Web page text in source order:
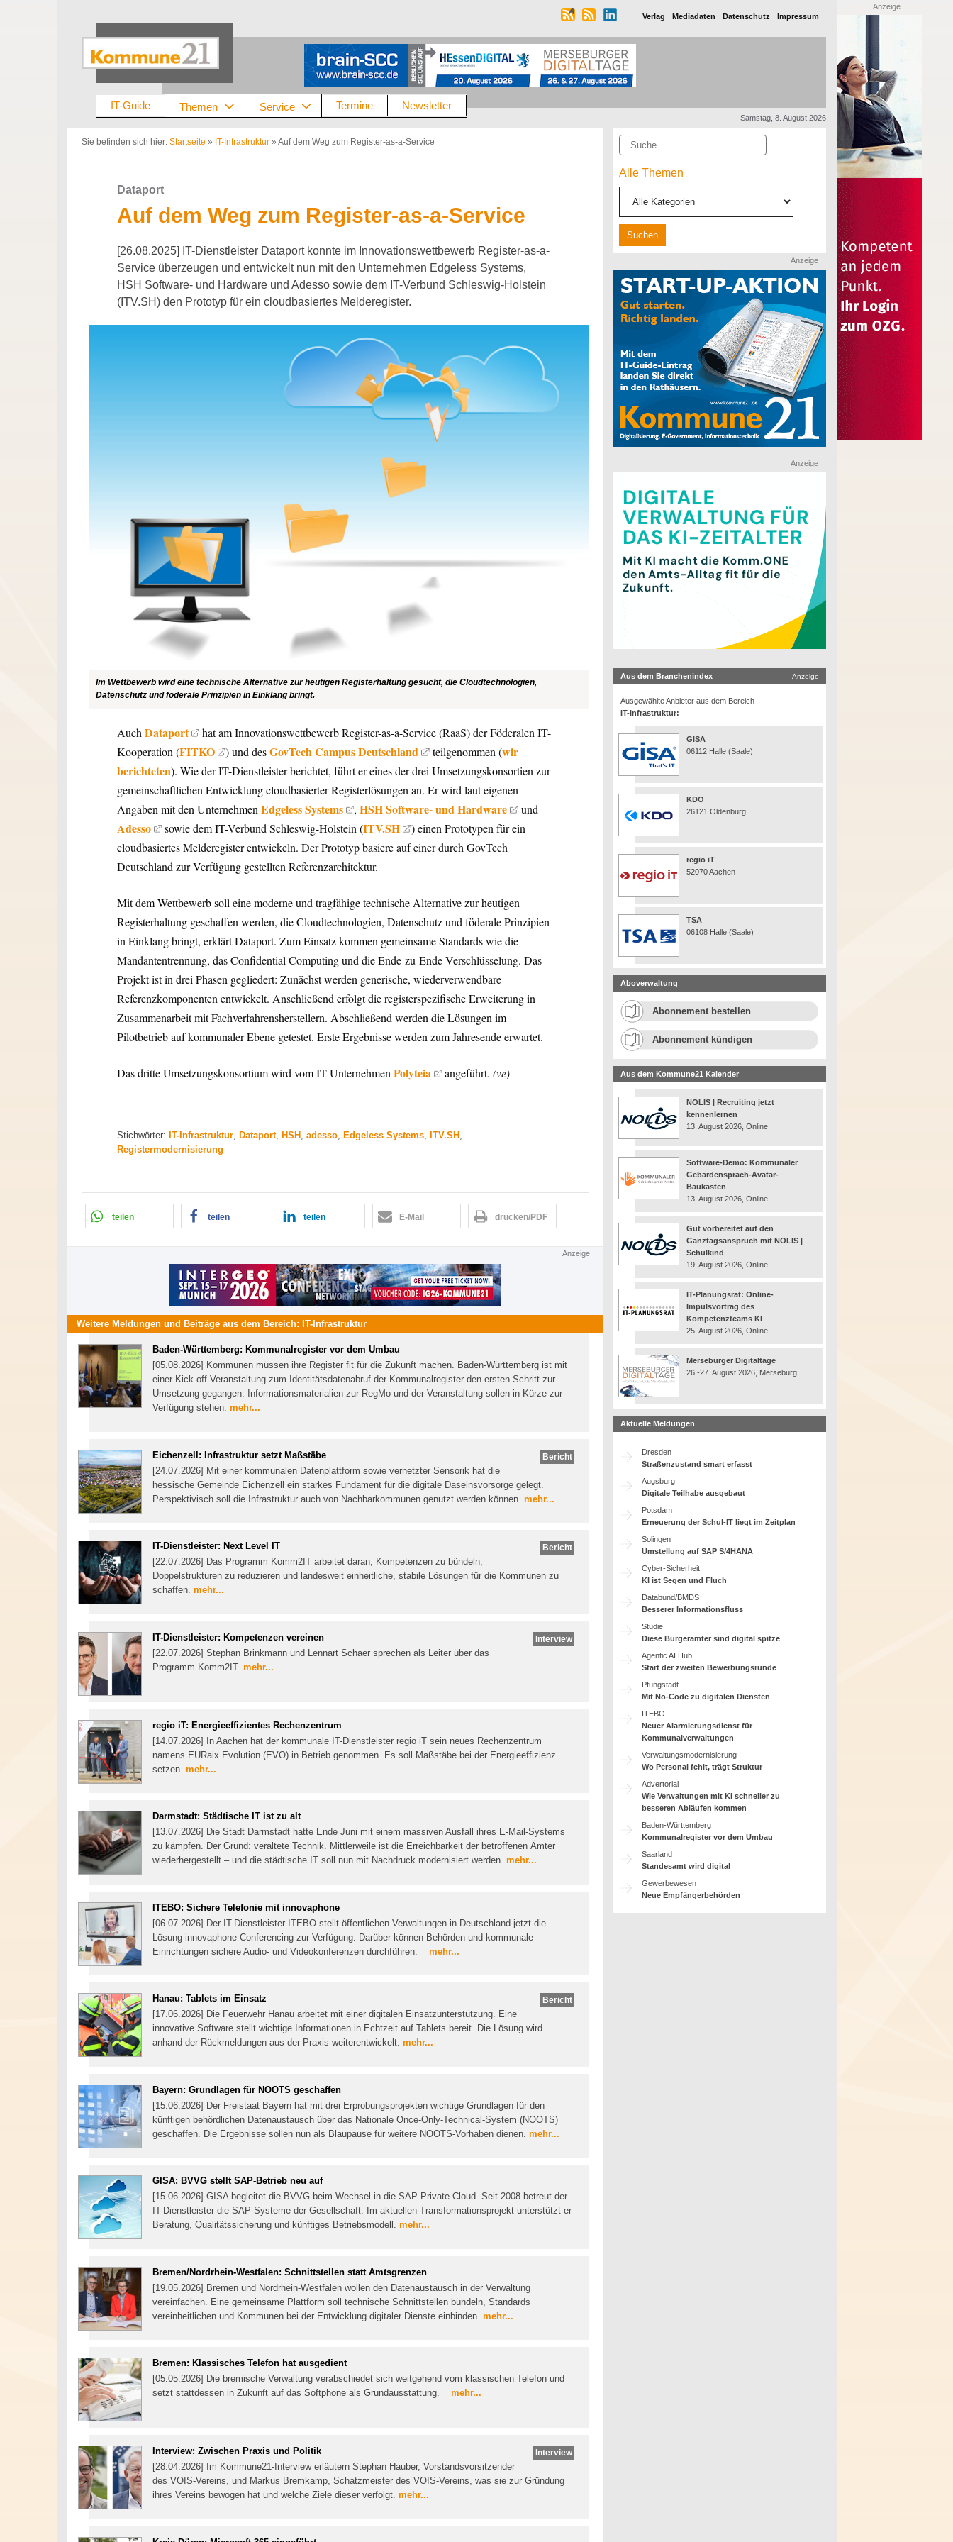
Verlag Mediadaten Datenschutz Impressum
IT-Guide Themen Service Termine Newsletter
Samstag, 8. August 2026
Sie befinden sich hier: Startseite » IT-Infrastruktur » Auf dem Weg zum Register-as-a-Service
Dataport
Auf dem Weg zum Register-as-a-Service
[26.08.2025] IT-Dienstleister Dataport konnte im Innovationswettbewerb Register-as-a-
Service überzeugen und entwickelt nun mit den Unternehmen Edgeless Systems,
HSH Software- und Hardware und Adesso sowie dem IT-Verbund Schleswig-Holstein
(ITV.SH) den Prototyp für ein cloudbasiertes Melderegister.
Im Wettbewerb wird eine technische Alternative zur heutigen Registerhaltung gesucht, die Cloudtechnologien,
Datenschutz und föderale Prinzipien in Einklang bringt.
Auch Dataport
hat am Innovationswettbewerb Register-as-a-Service (RaaS) der Föderalen IT-
Kooperation (FITKO ) und desGovTech Campus Deutschland teilgenommen (wir
berichteten). Wie der IT-Dienstleister berichtet, führt er eines der drei Umsetzungskonsortien zur
gemeinschaftlichen Entwicklung cloudbasierter Registerlösungen an. Er wird laut eigenen
Angaben mit den Unternehmen Edgeless Systems ,HSH Software- und Hardware und
Adesso sowie dem IT-Verbund Schleswig-Holstein (ITV.SH
) einen Prototypen für ein
cloudbasiertes Melderegister entwickeln. Der Prototyp basiere auf einer durch GovTech
Deutschland zur Verfügung gestellten Referenzarchitektur.
Mit dem Wettbewerb soll eine moderne und tragfähige technische Alternative zur heutigen
Registerhaltung geschaffen werden, die Cloudtechnologien, Datenschutz und föderale Prinzipien
in Einklang bringt, erklärt Dataport. Zum Einsatz kommen gemeinsame Standards wie die
Mandantentrennung, das Confidential Computing und die Ende-zu-Ende-Verschlüsselung. Das
Projekt ist in drei Phasen gegliedert: Zunächst werden generische, wiederverwendbare
Referenzkomponenten entwickelt. Anschließend erfolgt die registerspezifische Erweiterung in
Zusammenarbeit mit Fachverfahrensherstellern. Abschließend werden die Lösungen im
Pilotbetrieb auf kommunaler Ebene getestet. Erste Ergebnisse werden zum Jahresende erwartet.
Das dritte Umsetzungskonsortium wird vom IT-Unternehmen Polyteia angeführt. (ve)
Stichwörter: IT-Infrastruktur Dataport, HSH adesso Edgeless Systems ITV.SH
Registermodernisierung
teilen teilen teilen E-Mail drucken/PDF
Anzeige
Weitere Meldungen und Beiträge aus dem Bereich: IT-Infrastruktur
Baden-Württemberg: Kommunalregister vor dem Umbau
[05.08.2026] Kommunen müssen ihre Register fit für die Zukunft machen. Baden-Württemberg ist mit
einer Kick-off-Veranstaltung zum Identitätsdatenabruf der Kommunalregister den ersten Schritt zur
Umsetzung gegangen. Informationsmaterialien zur RegMo und der Veranstaltung sollen in Kürze zur
Verfügung stehen. mehr...
Bericht
Eichenzell: Infrastruktur setzt Maßstäbe
[24.07.2026] Mit einer kommunalen Datenplattform sowie vernetzter Sensorik hat die
hessische Gemeinde Eichenzell ein starkes Fundament für die digitale Daseinsvorsorge gelegt.
Perspektivisch soll die Infrastruktur auch von Nachbarkommunen genutzt werden können. mehr...
Bericht
IT-Dienstleister: Next Level IT
[22.07.2026] Das Programm Komm2IT arbeitet daran, Kompetenzen zu bündeln,
Doppelstrukturen zu reduzieren und landesweit einheitliche, stabile Lösungen für die Kommunen zu
schaffen. mehr...
Interview
IT-Dienstleister: Kompetenzen vereinen
[22.07.2026] Stephan Brinkmann und Lennart Schaer sprechen als Leiter über das
Programm Komm2IT. mehr...
regio iT: Energieeffizientes Rechenzentrum
[14.07.2026] In Aachen hat der kommunale IT-Dienstleister regio iT sein neues Rechenzentrum
namens EURaix Evolution (EVO) in Betrieb genommen. Es soll Maßstäbe bei der Energieeffizienz
setzen. mehr...
Darmstadt: Städtische IT ist zu alt
[13.07.2026] Die Stadt Darmstadt hatte Ende Juni mit einem massiven Ausfall ihres E-Mail-Systems
zu kämpfen. Der Grund: veraltete Technik. Mittlerweile ist die Erreichbarkeit der betroffenen Ämter
wiederhergestellt – und die städtische IT soll nun mit Nachdruck modernisiert werden. mehr...
ITEBO: Sichere Telefonie mit innovaphone
[06.07.2026] Der IT-Dienstleister ITEBO stellt öffentlichen Verwaltungen in Deutschland jetzt die
Lösung innovaphone Conferencing zur Verfügung. Darüber können Behörden und kommunale
Einrichtungen sichere Audio- und Videokonferenzen durchführen. mehr...
Bericht
Hanau: Tablets im Einsatz
[17.06.2026] Die Feuerwehr Hanau arbeitet mit einer digitalen Einsatzunterstützung. Eine
innovative Software stellt wichtige Informationen in Echtzeit auf Tablets bereit. Die Lösung wird
anhand der Rückmeldungen aus der Praxis weiterentwickelt. mehr...
Bayern: Grundlagen für NOOTS geschaffen
[15.06.2026] Der Freistaat Bayern hat mit drei Erprobungsprojekten wichtige Grundlagen für den
künftigen behördlichen Datenaustausch über das Nationale Once-Only-Technical-System (NOOTS)
geschaffen. Die Ergebnisse sollen nun als Blaupause für weitere NOOTS-Vorhaben dienen. mehr...
GISA: BVVG stellt SAP-Betrieb neu auf
[15.06.2026] GISA begleitet die BVVG beim Wechsel in die SAP Private Cloud. Seit 2008 betreut der
IT-Dienstleister die SAP-Systeme der Gesellschaft. Im aktuellen Transformationsprojekt unterstützt er
Beratung, Qualitätssicherung und künftiges Betriebsmodell. mehr...
Bremen/Nordrhein-Westfalen: Schnittstellen statt Amtsgrenzen
[19.05.2026] Bremen und Nordrhein-Westfalen wollen den Datenaustausch in der Verwaltung
vereinfachen. Eine gemeinsame Plattform soll technische Schnittstellen bündeln, Standards
vereinheitlichen und Kommunen bei der Entwicklung digitaler Dienste einbinden. mehr...
Bremen: Klassisches Telefon hat ausgedient
[05.05.2026] Die bremische Verwaltung verabschiedet sich weitgehend vom klassischen Telefon und
setzt stattdessen in Zukunft auf das Softphone als Grundausstattung. mehr...
Interview
Interview: Zwischen Praxis und Politik
[28.04.2026] Im Kommune21-Interview erläutern Stephan Hauber, Vorstandsvorsitzender
des VOIS-Vereins, und Markus Bremkamp, Schatzmeister des VOIS-Vereins, was sie zur Gründung
ihres Vereins bewogen hat und welche Ziele dieser verfolgt. mehr...
Suche
Alle Themen
Anzeige
Anzeige
Aus dem Branchenindex Anzeige
Ausgewählte Anbieter aus dem Bereich
IT-Infrastruktur:
GISA
06112 Halle (Saale)
KDO
26121 Oldenburg
regio iT
52070 Aachen
TSA
06108 Halle (Saale)
Aboverwaltung
Abonnement bestellen
Abonnement kündigen
Aus dem Kommune21 Kalender
NOLIS | Recruiting jetzt
kennenlernen
13. August 2026, Online
Software-Demo: Kommunaler
Gebärdensprach-Avatar-
Baukasten
13. August 2026, Online
Gut vorbereitet auf den
Ganztagsanspruch mit NOLIS |
Schulkind
19. August 2026, Online
IT-Planungsrat: Online-
Impulsvortrag des
Kompetenzteams KI
25. August 2026, Online
Merseburger Digitaltage
26.-27. August 2026, Merseburg
Aktuelle Meldungen
Dresden
Straßenzustand smart erfasst
Augsburg
Digitale Teilhabe ausgebaut
Potsdam
Erneuerung der Schul-IT liegt im Zeitplan
Solingen
Umstellung auf SAP S/4HANA
Cyber-Sicherheit
KI ist Segen und Fluch
Databund/BMDS
Besserer Informationsfluss
Studie
Diese Bürgerämter sind digital spitze
Agentic AI Hub
Start der zweiten Bewerbungsrunde
Pfungstadt
Mit No-Code zu digitalen Diensten
ITEBO
Neuer Alarmierungsdienst für
Kommunalverwaltungen
Verwaltungsmodernisierung
Wo Personal fehlt, trägt Struktur
Advertorial
Wie Verwaltungen mit KI schneller zu
besseren Abläufen kommen
Baden-Württemberg
Kommunalregister vor dem Umbau
Saarland
Standesamt wird digital
Gewerbewesen
Neue Empfängerbehörden
Anzeige